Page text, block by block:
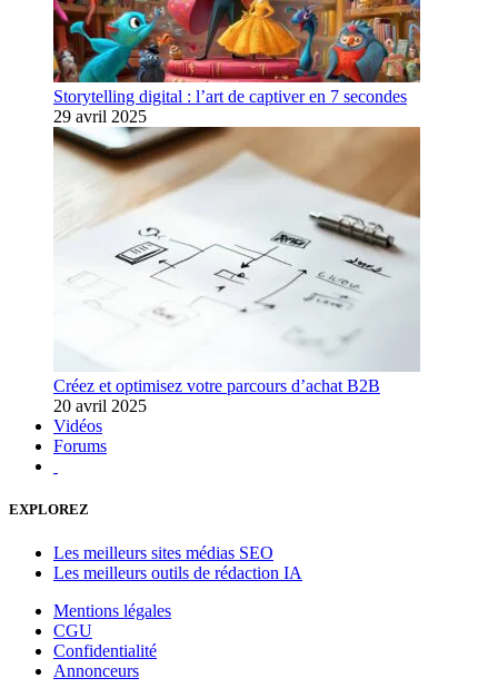
Storytelling digital : l’art de captiver en 7 secondes
29 avril 2025
Créez et optimisez votre parcours d’achat B2B
20 avril 2025
Vidéos
Forums
EXPLOREZ
Les meilleurs sites médias SEO
Les meilleurs outils de rédaction IA
Mentions légales
CGU
Confidentialité
Annonceurs